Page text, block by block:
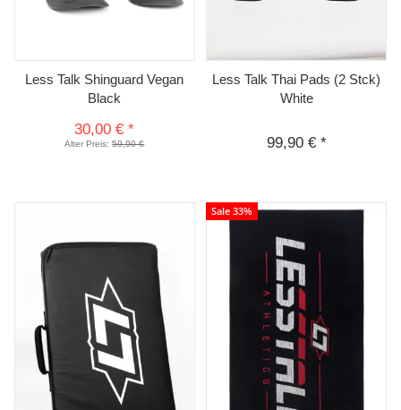
Less Talk Shinguard Vegan
Black
30,00 €*
Alter Preis:59,90 €
Less Talk Thai Pads (2 Stck)
White
99,90 € *
Sale 33%